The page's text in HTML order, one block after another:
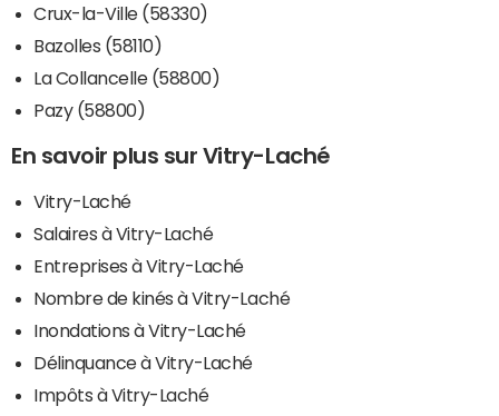
Crux-la-Ville (58330)
Bazolles (58110)
La Collancelle (58800)
Pazy (58800)
En savoir plus sur Vitry-Laché
Vitry-Laché
Salaires à Vitry-Laché
Entreprises à Vitry-Laché
Nombre de kinés à Vitry-Laché
Inondations à Vitry-Laché
Délinquance à Vitry-Laché
Impôts à Vitry-Laché